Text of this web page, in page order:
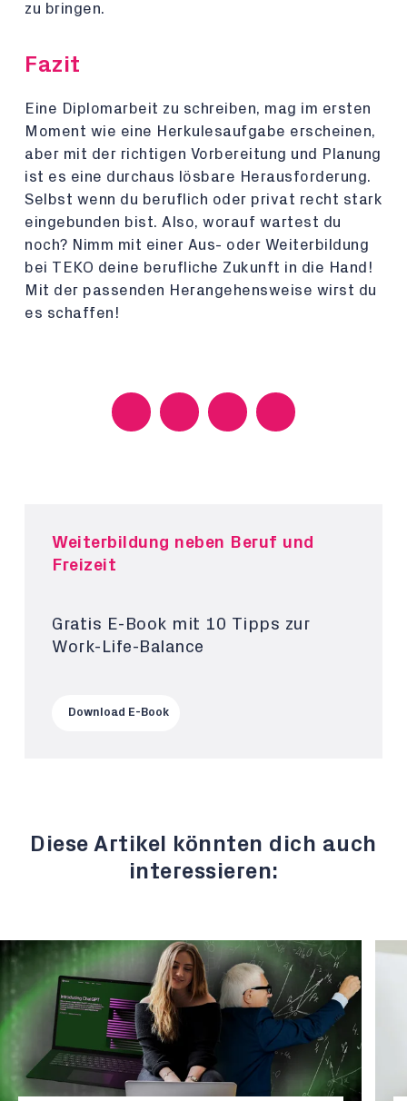
zu bringen.
Fazit
Eine Diplomarbeit zu schreiben, mag im ersten
Moment wie eine Herkulesaufgabe erscheinen,
aber mit der richtigen Vorbereitung und Planung
ist es eine durchaus lösbare Herausforderung.
Selbst wenn du beruflich oder privat recht stark
eingebunden bist. Also, worauf wartest du
noch? Nimm mit einer Aus- oder Weiterbildung
bei TEKO deine berufliche Zukunft in die Hand!
Mit der passenden Herangehensweise wirst du
es schaffen!
Weiterbildung neben Beruf und
Freizeit
Gratis E-Book mit 10 Tipps zur
Work-Life-Balance
Download E-Book
Diese Artikel könnten dich auch
interessieren: